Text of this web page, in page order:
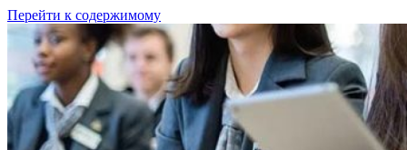
Перейти к содержимому